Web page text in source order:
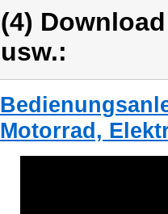
(4)
usw.:
Motorrad,